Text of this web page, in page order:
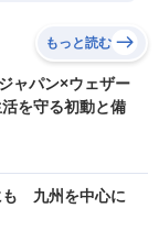
もっと読む
ャパン×ウェザー
を守る初動と備
も 九州を中心に